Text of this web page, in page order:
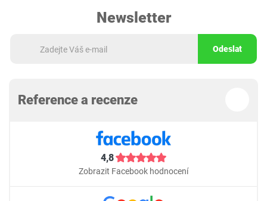
Newsletter
Odeslat
Reference a recenze
4,8
Zobrazit Facebook hodnocení